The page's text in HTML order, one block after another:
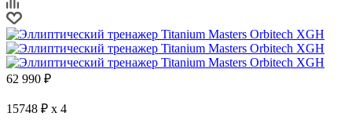
62 990 ₽
15748 ₽ x 4